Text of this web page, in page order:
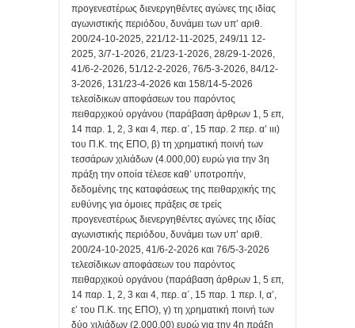
προγενεστέρως διενεργηθέντες αγώνες της ιδίας
αγωνιστικής περιόδου, δυνάμει των υπ’ αριθ.
200/24-10-2025, 221/12-11-2025, 249/11 12-
2025, 3/7-1-2026, 21/23-1-2026, 28/29-1-2026,
41/6-2-2026, 51/12-2-2026, 76/5-3-2026, 84/12-
3-2026, 131/23-4-2026 και 158/14-5-2026
τελεσίδικων αποφάσεων του παρόντος
πειθαρχικού οργάνου (παράβαση άρθρων 1, 5 επ,
14 παρ. 1, 2, 3 και 4, περ. α΄, 15 παρ. 2 περ. α’ ιιι)
του Π.Κ. της ΕΠΟ, β) τη χρηματική ποινή των
τεσσάρων χιλιάδων (4.000,00) ευρώ για την 3η
πράξη την οποία τέλεσε καθ’ υποτροπήν,
δεδομένης της καταφάσεως της πειθαρχικής της
ευθύνης για όμοιες πράξεις σε τρείς
προγενεστέρως διενεργηθέντες αγώνες της ιδίας
αγωνιστικής περιόδου, δυνάμει των υπ’ αριθ.
200/24-10-2025, 41/6-2-2026 και 76/5-3-2026
τελεσίδικων αποφάσεων του παρόντος
πειθαρχικού οργάνου (παράβαση άρθρων 1, 5 επ,
14 παρ. 1, 2, 3 και 4, περ. α΄, 15 παρ. 1 περ. Ι, α’,
ε’ του Π.Κ. της ΕΠΟ), γ) τη χρηματική ποινή των
δύο χιλιάδων (2.000,00) ευρώ για την 4η πράξη